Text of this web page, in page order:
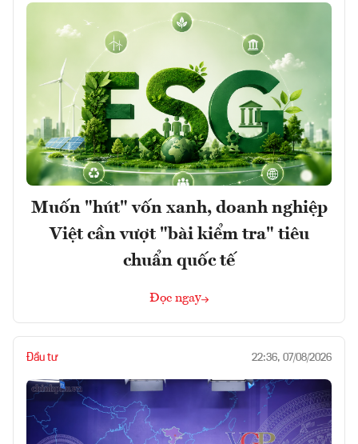
Muốn "hút" vốn xanh, doanh nghiệp
Việt cần vượt "bài kiểm tra" tiêu
chuẩn quốc tế
Đọc ngay
Đầu tư 22:36, 07/08/2026